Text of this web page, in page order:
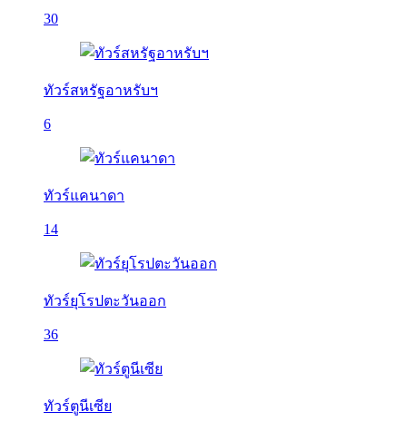
30
ทัวร์สหรัฐอาหรับฯ
6
ทัวร์แคนาดา
14
ทัวร์ยุโรปตะวันออก
36
ทัวร์ตูนีเซีย